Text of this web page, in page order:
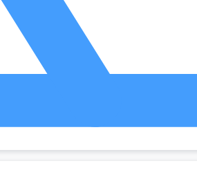
gebruik van wat er al beschikbaar